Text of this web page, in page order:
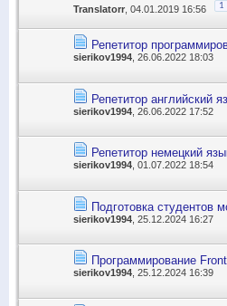
Translatorr , 04.01.2019 16:56 1
Репетитор
sierikov1994 , 26.06.2022 18:03
Репетитор английский
sierikov1994 , 26.06.2022 17:52
Репетитор немецкий
sierikov1994 , 01.07.2022 18:54
Подготовка студентов
sierikov1994 , 25.12.2024 16:27
Программирование
sierikov1994 , 25.12.2024 16:39